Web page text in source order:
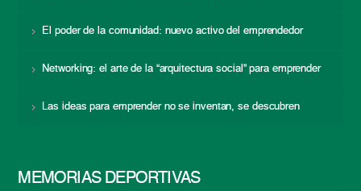
El poder de la comunidad: nuevo activo del emprendedor
Networking: el arte de la “arquitectura social” para emprender
Las ideas para emprender no se inventan, se descubren
MEMORIAS DEPORTIVAS